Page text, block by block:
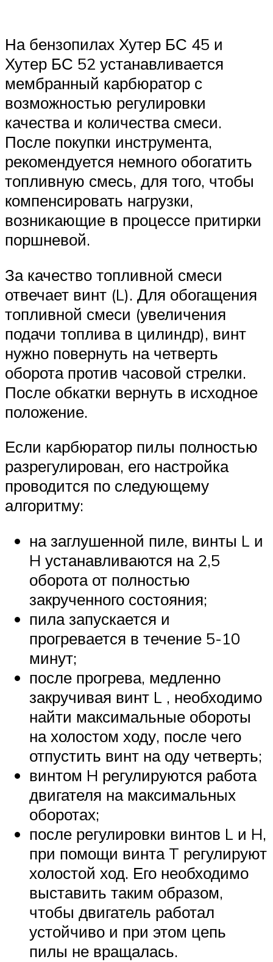
На бензопилах Хутер БС 45 и
Хутер БС 52 устанавливается
мембранный карбюратор с
возможностью регулировки
качества и количества смеси.
После покупки инструмента,
рекомендуется немного обогатить
топливную смесь, для того, чтобы
компенсировать нагрузки,
возникающие в процессе притирки
поршневой.
За качество топливной смеси
отвечает винт (L). Для обогащения
топливной смеси (увеличения
подачи топлива в цилиндр), винт
нужно повернуть на четверть
оборота против часовой стрелки.
После обкатки вернуть в исходное
положение.
Если карбюратор пилы полностью
разрегулирован, его настройка
проводится по следующему
алгоритму:
на заглушенной пиле, винты L и
H устанавливаются на 2,5
оборота от полностью
закрученного состояния;
пила запускается и
прогревается в течение 5-10
минут;
после прогрева, медленно
закручивая винт L , необходимо
найти максимальные обороты
на холостом ходу, после чего
отпустить винт на оду четверть;
винтом H регулируются работа
двигателя на максимальных
оборотах;
после регулировки винтов L и H,
при помощи винта T регулируют
холостой ход. Его необходимо
выставить таким образом,
чтобы двигатель работал
устойчиво и при этом цепь
пилы не вращалась.